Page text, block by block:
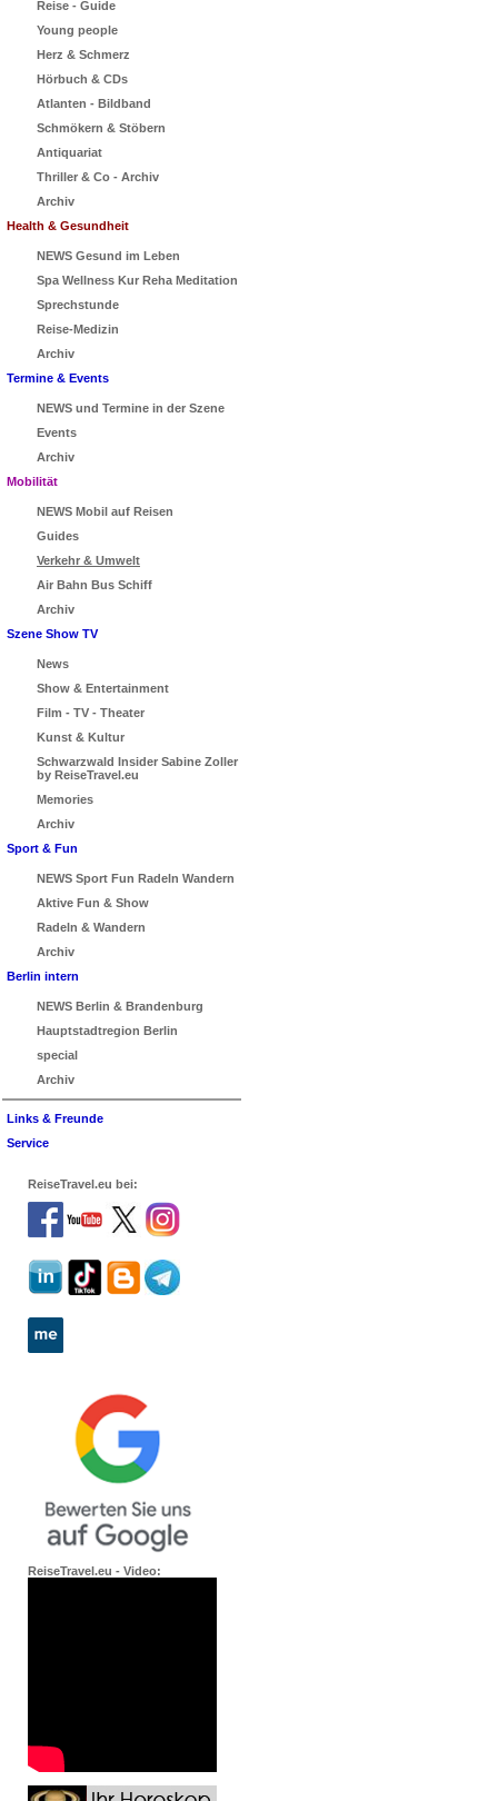
Reise - Guide
Young people
Herz & Schmerz
Hörbuch & CDs
Atlanten - Bildband
Schmökern & Stöbern
Antiquariat
Thriller & Co - Archiv
Archiv
Health & Gesundheit
NEWS Gesund im Leben
Spa Wellness Kur Reha Meditation
Sprechstunde
Reise-Medizin
Archiv
Termine & Events
NEWS und Termine in der Szene
Events
Archiv
Mobilität
NEWS Mobil auf Reisen
Guides
Verkehr & Umwelt
Air Bahn Bus Schiff
Archiv
Szene Show TV
News
Show & Entertainment
Film - TV - Theater
Kunst & Kultur
Schwarzwald Insider Sabine Zoller
by ReiseTravel.eu
Memories
Archiv
Sport & Fun
NEWS Sport Fun Radeln Wandern
Aktive Fun & Show
Radeln & Wandern
Archiv
Berlin intern
NEWS Berlin & Brandenburg
Hauptstadtregion Berlin
special
Archiv
Links & Freunde
Service
ReiseTravel.eu bei:
ReiseTravel.eu - Video: